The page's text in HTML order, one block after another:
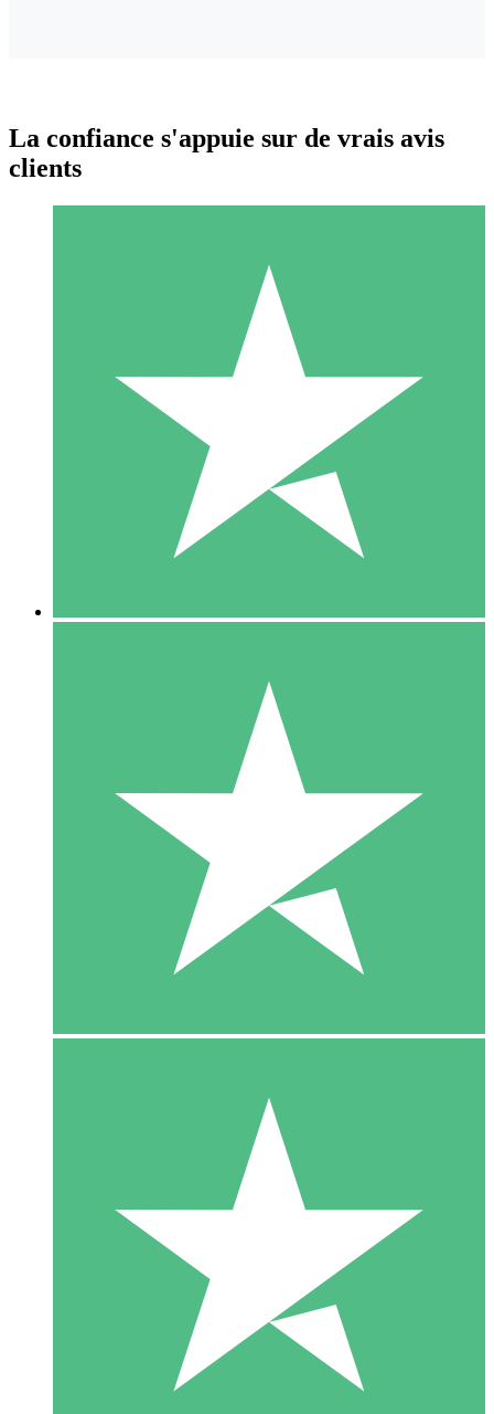
Packs de Crédits Individuels
Payez à l'utilisation avec des crédits de téléchargement. Sans
1 Téléchargement
10 00
10 Téléchargements
20 00
La confiance s'appuie sur de vrais avis
clients